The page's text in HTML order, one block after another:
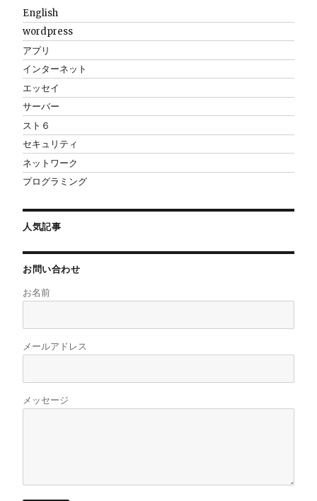
English
wordpress
アプリ
インターネット
エッセイ
サーバー
スト６
セキュリティ
ネットワーク
プログラミング
人気記事
お問い合わせ
お名前
メールアドレス
メッセージ